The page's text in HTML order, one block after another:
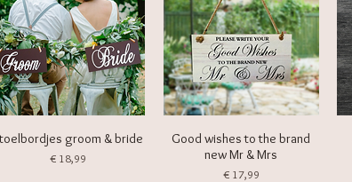
groom & bride
Prijs
€ 18,99
Good wishes to the brand
new Mr & Mrs
Prijs
€ 17,99